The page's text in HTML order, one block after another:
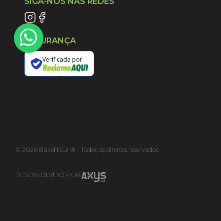
SEGURANÇA
Verificada por
© 2026BakelitSul ® - Todos os direitos reservados.
DESENVOLVIDO POR: